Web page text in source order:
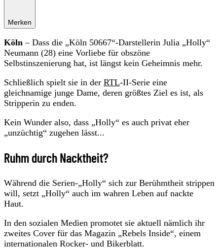
Merken
Köln – Dass die „Köln 50667“-Darstellerin Julia „Holly“
Neumann (28) eine Vorliebe für obszöne
Selbstinszenierung hat, ist längst kein Geheimnis mehr.
Schließlich spielt sie in der RTL-II-Serie eine
gleichnamige junge Dame, deren größtes Ziel es ist, als
Stripperin zu enden.
Kein Wunder also, dass „Holly“ es auch privat eher
„unzüchtig“ zugehen lässt...
Ruhm durch Nacktheit?
Während die Serien-„Holly“ sich zur Berühmtheit strippen
will, setzt „Holly“ auch im wahren Leben auf nackte
Haut.
In den sozialen Medien promotet sie aktuell nämlich ihr
zweites Cover für das Magazin „Rebels Inside“, einem
internationalen Rocker- und Bikerblatt.